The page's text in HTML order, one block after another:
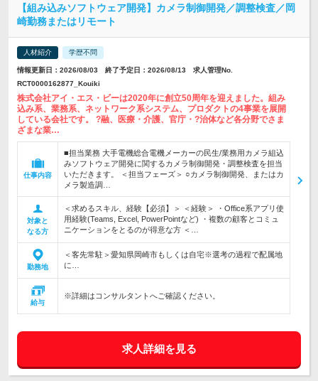
【組み込みソフトウェア開発】カメラ制御開発／調整検査／岡
崎勤務またはリモート
人材紹介 学歴不問
情報更新日：2026/08/03 終了予定日：2026/08/13 求人管理No.
RCT0000162877_Kouiki
株式会社アイ・エス・ビーは2020年に創立50周年を迎えました。組み
込み系、業務系、ネットワーク系システム、プロダクトの4事業を展開
している会社です。 ?融、医療・介護、官庁・?治体など各分野でさま
ざまな業…
仕事内容
■担当業務 大手電機総合電機メーカーの民生/業務用カメラ組込
みソフトウェア開発に関するカメラ制御開発・調整検査を担当
いただきます。 ＜担当フェーズ＞ ○カメラ制御開発、またはカ
メラ製造調…
対象と
なる方
＜求めるスキル、経験【必須】＞ ＜経験＞ ・Office系アプリ使
用経験(Teams, Excel, PowerPointなど) ・複数の顧客とコミュ
ニケーションをとるのが得意な方 ＜…
勤務地
＜客先常駐＞愛知県岡崎市もしくは自宅※選考の過程で配属地
に…
給与
※詳細はコンサルタントへご確認ください。
求人詳細を見る